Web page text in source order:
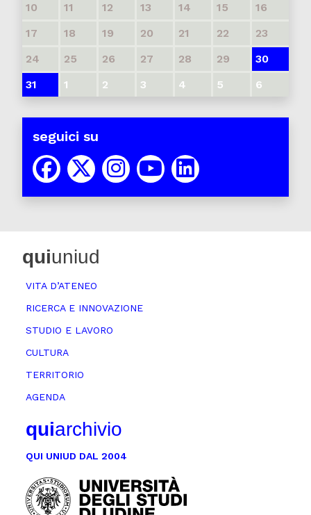
10
11 12 13 14 15
16
17
18 19 20 21 22
23
24
25 26 27 28 29
30
31
1 2 3 4 5 6
seguici su
quiuniud
VITA D’ATENEO
RICERCA E INNOVAZIONE
STUDIO E LAVORO
CULTURA
TERRITORIO
AGENDA
quiarchivio
QUI UNIUD DAL 2004